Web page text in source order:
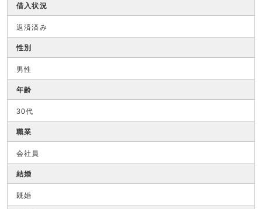
借入状況
返済済み
性別
男性
年齢
30代
職業
会社員
結婚
既婚